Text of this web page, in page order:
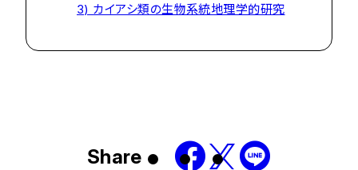
3) カイアシ類の生物系統地理学的研究
Share